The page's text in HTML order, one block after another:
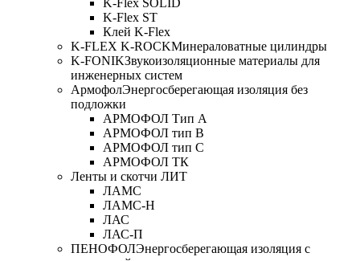
K-Flex SOLID
K-Flex ST
Клей K-Flex
K-FLEX K-ROCKМинераловатные цилиндры
K-FONIKЗвукоизоляционные материалы для
инженерных систем
АрмофолЭнергосберегающая изоляция без
подложки
АРМОФОЛ Тип А
АРМОФОЛ тип В
АРМОФОЛ тип C
АРМОФОЛ ТК
Ленты и скотчи ЛИТ
ЛАМС
ЛАМС-Н
ЛАС
ЛАС-П
ПЕНОФОЛЭнергосберегающая изоляция с